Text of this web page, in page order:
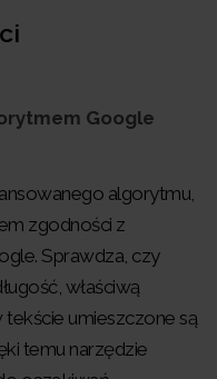
Google
algorytmu,
zgodności z
Sprawdza, czy
właściwą
umieszczone są
temu narzędzie